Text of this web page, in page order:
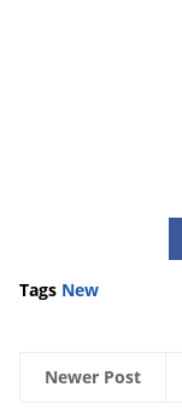
Tags New
Newer Post